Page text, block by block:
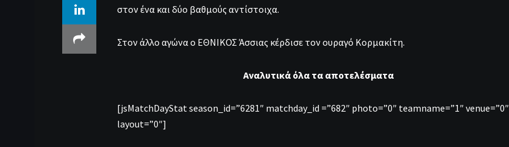
στον ένα και δύο βαθμούς αντίστοιχα.
Στον άλλο αγώνα ο ΕΘΝΙΚΟΣ Άσσιας κέρδισε τον ουραγό Κορμακίτη.
Αναλυτικά όλα τα αποτελέσματα
[jsMatchDayStat season_id=”6281″ matchday_id =”682″ photo=”0″ teamname=”1″ venue=”0″
layout=”0″]